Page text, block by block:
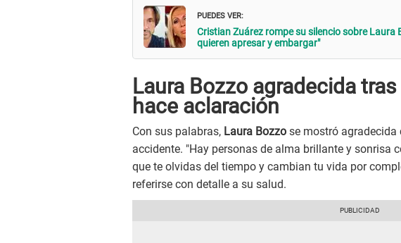
PUEDES VER:
Cristian Zuárez rompe su silencio sobre Laura
quieren apresar y embargar"
Laura Bozzo agradecida
hace aclaración
Con sus palabras, Laura Bozzo se mostró
accidente. "Hay personas de alma brillante y sonrisa
que te olvidas del tiempo y cambian tu vida por
referirse con detalle a su salud.